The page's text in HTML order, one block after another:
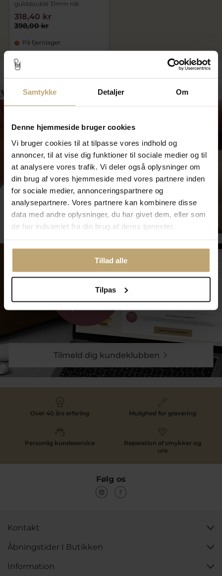
Samtykke Detaljer Om
Denne hjemmeside bruger cookies
Vi bruger cookies til at tilpasse vores indhold og
annoncer, til at vise dig funktioner til sociale medier og til
at analysere vores trafik. Vi deler også oplysninger om
din brug af vores hjemmeside med vores partnere inden
for sociale medier, annonceringspartnere og
analysepartnere. Vores partnere kan kombinere disse
data med andre oplysninger, du har givet dem, eller som
de har indsamlet fra din brug af deres tjenester.
Tillad alle
Tilpas
gulddoublé 31mm nål
398,00 kr
318,40 kr
På fjernlager
Måske er det her relevant for dig?
Smykkepleje
Tilmeld dig kundeklubben
Over 40 års erfaring Mulighed for gravering
Personlig kundeservice
Reparation af smykker og
ure
Følg os
Kontakt
Åbningstider I Butikken
Information